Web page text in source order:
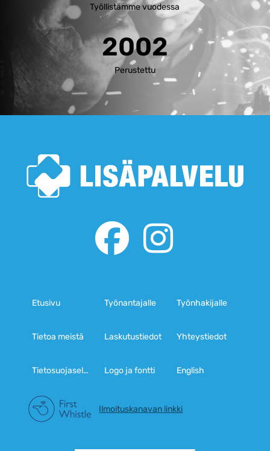
Työllistämme vuodessa
2002
Perustettu
Etusivu Työnantajalle Työnhakijalle
Tietoa meistä Laskutustiedot Yhteystiedot
Tietosuojaseloste Logo ja fontti English
Ilmoituskanavan linkki